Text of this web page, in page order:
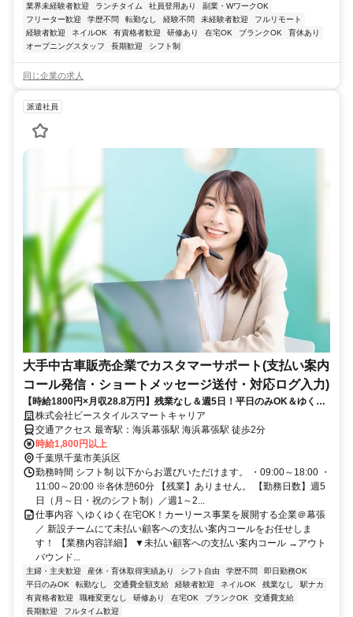
業界未経験者歓迎 ランチタイム 社員登用あり
副業・WワークOK
フリーター歓迎
学歴不問 転勤なし 経験不問 未経験者歓迎
フルリモート
経験者歓迎
ネイルOK 有資格者歓迎 研修あり 在宅OK ブランクOK
育休あり
オープニングスタッフ
長期歓迎 シフト制
同じ企業の求人
派遣社員
大手中古車販売企業でカスタマーサポート(支払い案内
コール発信・ショートメッセージ送付・対応ログ入力)
【時給1800円×月収28.8万円】残業なし＆週5日！平日のみOK＆ゆくゆ
く在宅相談可な大手中古車企業での案内コール・ログ入力アシスタント
株式会社ビースタイルスマートキャリア
交通アクセス 最寄駅：海浜幕張駅 海浜幕張駅 徒歩2分
時給1,800円以上
千葉県千葉市美浜区
勤務時間 シフト制 以下からお選びいただけます。 ・09:00～18:00 ・
11:00～20:00 ※各休憩60分 【残業】ありません。 【勤務日数】週5
日（月～日・祝のシフト制）／週1～2...
仕事内容 ＼ゆくゆく在宅OK！カーリース事業を展開する企業＠幕張
／ 新設チームにて未払い顧客への支払い案内コールをお任せしま
す！ 【業務内容詳細】 ▼未払い顧客への支払い案内コール →アウト
バウンド...
主婦・主夫歓迎 産休・育休取得実績あり シフト自由 学歴不問
即日勤務OK
平日のみOK
転勤なし 交通費全額支給 経験者歓迎 ネイルOK 残業なし
駅ナカ
有資格者歓迎
職種変更なし 研修あり 在宅OK ブランクOK
交通費支給
長期歓迎
フルタイム歓迎